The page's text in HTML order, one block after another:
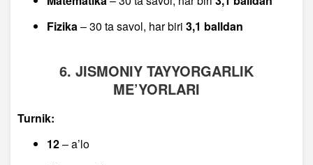
Fizika– 30 ta savol, har biri 3,1 balldan
6. JISMONIY TAYYORGARLIK
ME’YORLARI
Turnik:
12– a’lo